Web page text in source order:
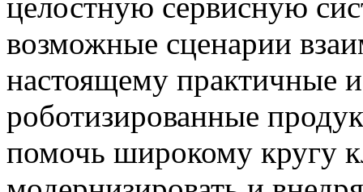
возможные сценарии
настоящему практичные
роботизированные
помочь широкому кругу